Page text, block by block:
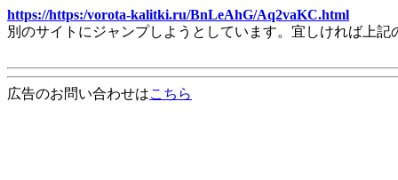
https://https:/vorota-kalitki.ru/BnLeAhG/Aq2vaKC.html
別のサイトにジャンプしようとしています。宜しければ上
広告のお問い合わせはこちら